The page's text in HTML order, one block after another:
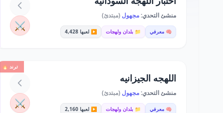
منشئ التحدي:مجهول (مبتدئ)
🧠 معرفي 📁 بلدان ولهجات ▶️ لعبها 4,428 ⚔️
ترند 🔥
اللهجه الجيزانيه
منشئ التحدي:مجهول (مبتدئ)
🧠 معرفي 📁 بلدان ولهجات ▶️ لعبها 2,160 ⚔️